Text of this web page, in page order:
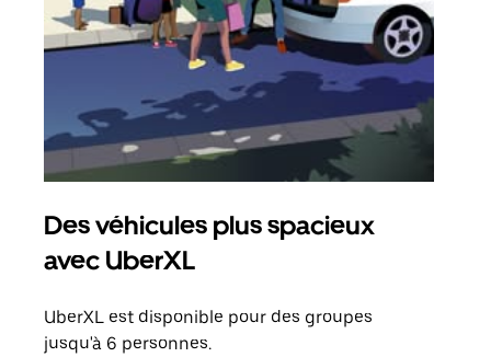
Des véhicules plus spacieux
avec UberXL
UberXL est disponible pour des groupes
jusqu'à 6 personnes.